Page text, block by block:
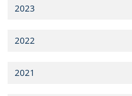
2023
2022
2021